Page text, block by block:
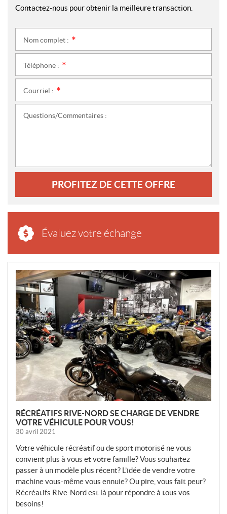
Contactez-nous pour obtenir la meilleure transaction.
Nom complet :
Téléphone :
Courriel :
Questions/Commentaires :
PROFITEZ DE CETTE OFFRE
Évaluez votre échange
N
O
U
V
E
L
L
E
S
RÉCRÉATIFS RIVE-NORD SE CHARGE DE VENDRE
VOTRE VÉHICULE POUR VOUS!
30 avril 2021
Votre véhicule récréatif ou de sport motorisé ne vous
convient plus à vous et votre famille? Vous souhaitez
passer à un modèle plus récent? L’idée de vendre votre
machine vous-même vous ennuie? Ou pire, vous fait peur?
Récréatifs Rive-Nord est là pour répondre à tous vos
besoins!